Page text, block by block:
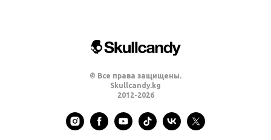
© Все права защищены.
Skullcandy.kg
2012-2026